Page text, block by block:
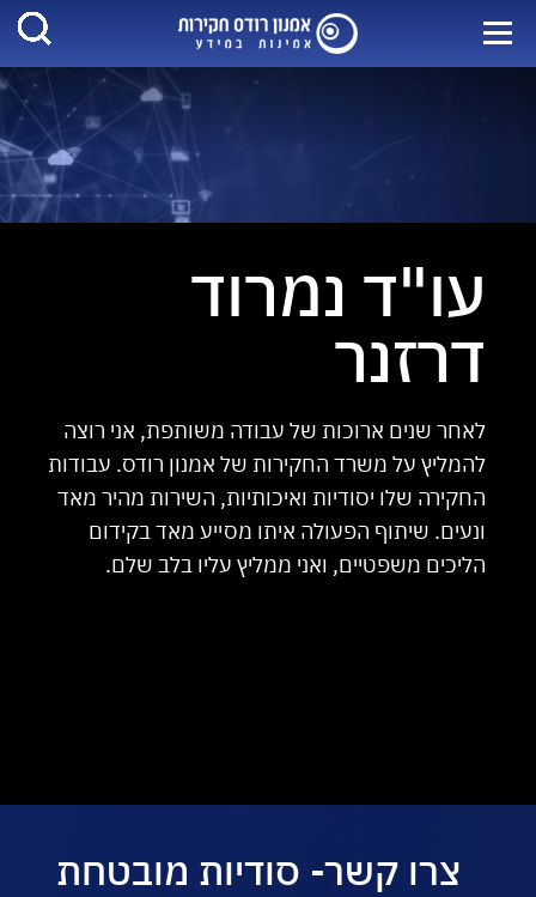
עו"ד נמרוד
דרזנר
לאחר שנים ארוכות של עבודה משותפת, אני רוצה
להמליץ על משרד החקירות של אמנון רודס. עבודות
החקירה שלו יסודיות ואיכותיות, השירות מהיר מאד
ונעים. שיתוף הפעולה איתו מסייע מאד בקידום
הליכים משפטיים, ואני ממליץ עליו בלב שלם.
צרו קשר- סודיות מובטחת